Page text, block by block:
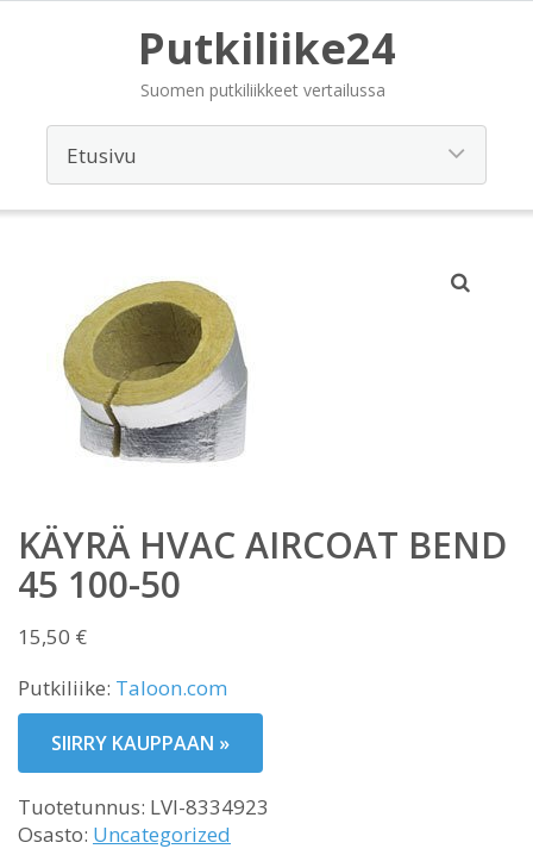
Putkiliike24
Suomen putkiliikkeet vertailussa
KÄYRÄ HVAC AIRCOAT BEND
45 100-50
15,50 €
Putkiliike: Taloon.com
SIIRRY KAUPPAAN »
Tuotetunnus: LVI-8334923
Osasto: Uncategorized